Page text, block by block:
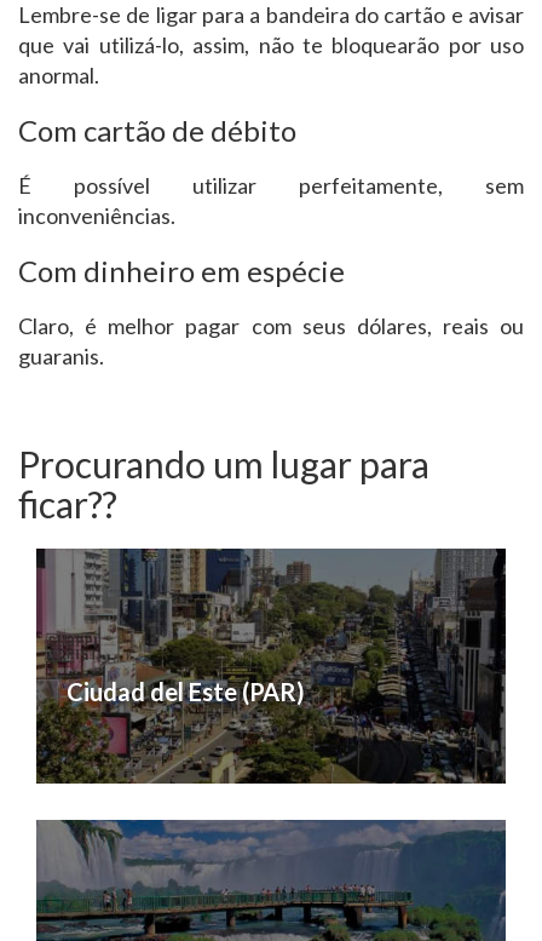
Lembre-se de ligar para a bandeira do cartão e avisar
que vai utilizá-lo, assim, não te bloquearão por uso
anormal.
Com cartão de débito
É possível utilizar perfeitamente, sem
inconveniências.
Com dinheiro em espécie
Claro, é melhor pagar com seus dólares, reais ou
guaranis.
Procurando um lugar para
ficar??
Ciudad del Este (PAR)